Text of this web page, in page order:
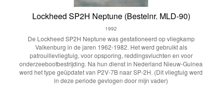
Lockheed SP2H Neptune (Bestelnr. MLD-90)
1992
De Lockheed SP2H Neptune was gestationeerd op vliegkamp
Valkenburg in de jaren 1962-1982. Het werd gebruikt als
patrouillevliegtuig, voor opsporing, reddingsvluchten en voor
onderzeebootbestrijding. Na hun dienst in Nederland Nieuw-Guinea
werd het type geüpdatet van P2V-7B naar SP-2H. (Dit vliegtuig werd
in deze periode gevlogen door mijn vader)